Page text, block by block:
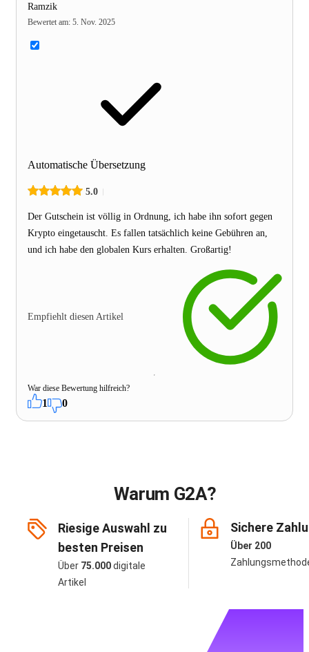
Ramzik
Bewertet am: 5. Nov. 2025
Automatische Übersetzung
5.0
Der Gutschein ist völlig in Ordnung, ich habe ihn sofort gegen
Krypto eingetauscht. Es fallen tatsächlich keine Gebühren an,
und ich habe den globalen Kurs erhalten. Großartig!
Empfiehlt diesen Artikel
War diese Bewertung hilfreich?
1 0
Warum G2A?
Riesige Auswahl zu
besten Preisen
Über 75.000digitale
Artikel
Sichere
Über 200